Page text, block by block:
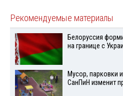
Рекомендуемые материалы
Белоруссия
на границе с
Мусор, парковки
СанПиН изменит